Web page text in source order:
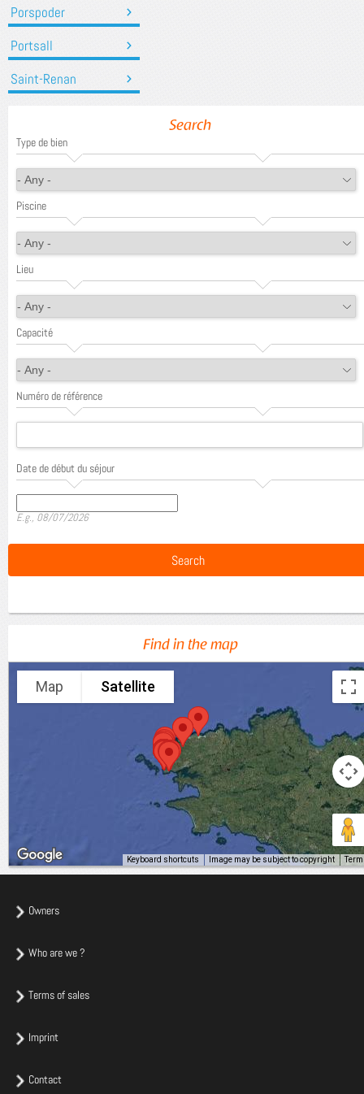
Porspoder
Portsall
Saint-Renan
Search
Type de bien
Piscine
Lieu
Capacité
Numéro de référence
Date de début du séjour
E.g., 08/07/2026
Find in the map
Map Satellite
Keyboard shortcuts Image may be subject to copyright
Owners
Who are we ?
Terms of sales
Imprint
Contact